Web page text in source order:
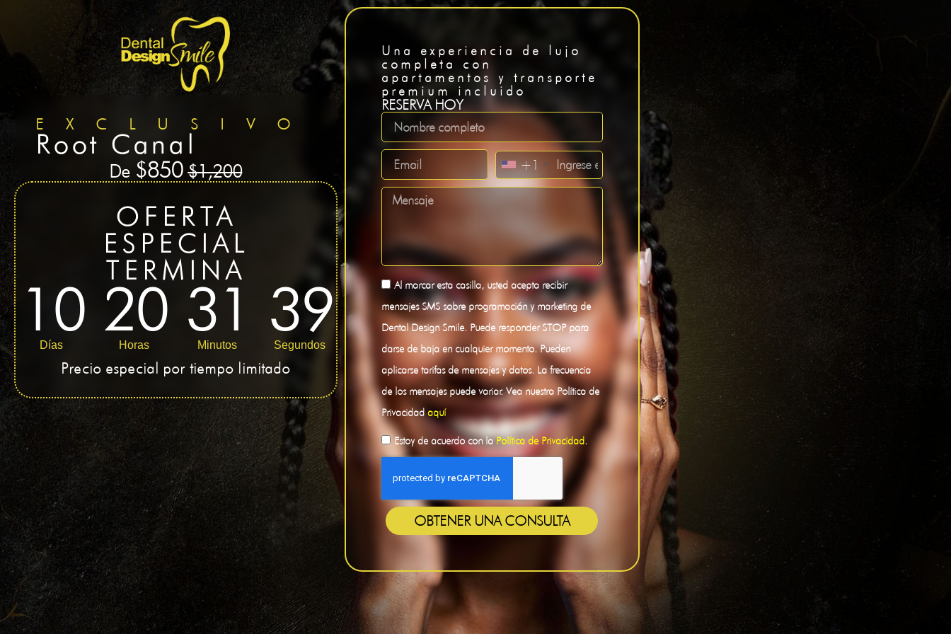
EXCLUSIVO
Root Canal
De $850 $1,200
OFERTA
ESPECIAL
TERMINA
10
Días 20
Horas 31
Minutos 38
Segundos
Precio especial por tiempo limitado
Una experiencia de lujo
completa con
apartamentos y transporte
premium incluido
RESERVA HOY
+1
Al marcar esta casilla, usted acepta recibir
mensajes SMS sobre programación y marketing de
Dental Design Smile. Puede responder STOP para
darse de baja en cualquier momento. Pueden
aplicarse tarifas de mensajes y datos. La frecuencia
de los mensajes puede variar. Vea nuestra Política de
Privacidadaquí
Estoy de acuerdo con laPolítica de Privacidad.
OBTENER UNA CONSULTA